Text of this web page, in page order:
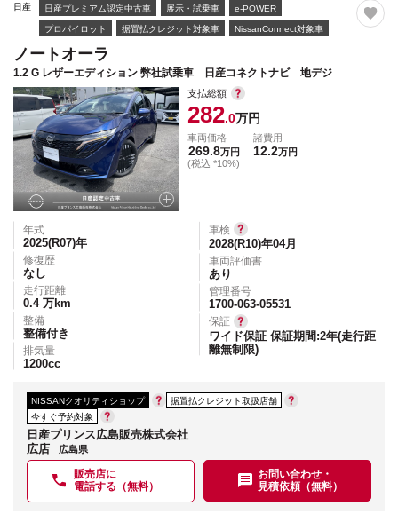
日産 日産プレミアム認定中古車 展示・試乗車 e-POWER
プロパイロット 据置払クレジット対象車 NissanConnect対象車
ノートオーラ
1.2 G レザーエディション 弊社試乗車 日産コネクトナビ 地デジ
支払総額
282.0万円
車両価格
269.8万円
(税込 *10%)
諸費用
12.2万円
年式
2025(R07)年
修復歴
なし
走行距離
0.4 万km
整備
整備付き
排気量
1200cc
車検
2028(R10)年04月
車両評価書
あり
管理番号
1700-063-05531
保証
ワイド保証 保証期間:2年(走行距
離無制限)
NISSANクオリティショップ
据置払クレジット取扱店舗
今すぐ予約対象
日産プリンス広島販売株式会社
広店
広島県
販売店に
電話する（無料）
お問い合わせ・
見積依頼（無料）